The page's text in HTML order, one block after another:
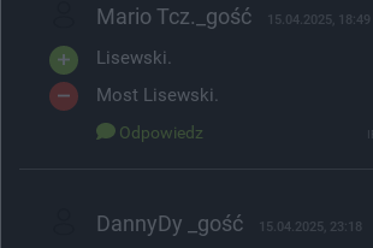
Mario Tcz._gość 15.04.2025, 18:49
Lisewski.
Most Lisewski.
Odpowiedz
DannyDy _gość 15.04.2025, 23:18